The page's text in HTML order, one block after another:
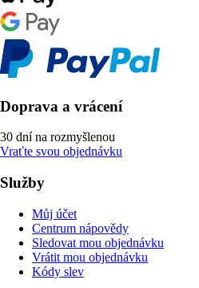
Doprava a vrácení
30 dní na rozmyšlenou
Vraťte svou objednávku
Služby
Můj účet
Centrum nápovědy
Sledovat mou objednávku
Vrátit mou objednávku
Kódy slev